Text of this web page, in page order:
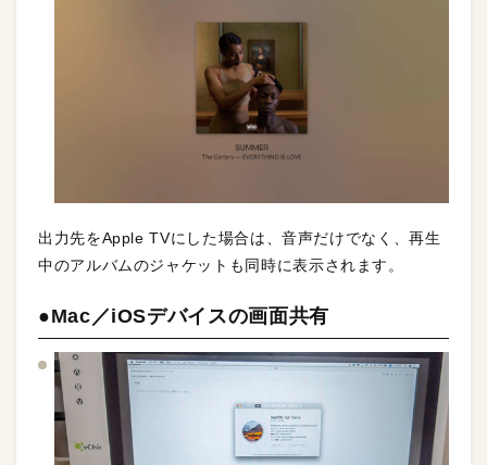
出力先をApple TVにした場合は、音声だけでなく、再生
中のアルバムのジャケットも同時に表示されます。
●Mac／iOSデバイスの画面共有